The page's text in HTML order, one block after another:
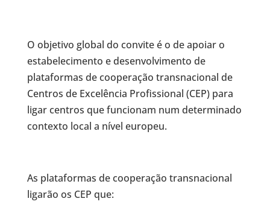
O objetivo global do convite é o de apoiar o
estabelecimento e desenvolvimento de
plataformas de cooperação transnacional de
Centros de Excelência Profissional (CEP) para
ligar centros que funcionam num determinado
contexto local a nível europeu.
As plataformas de cooperação transnacional
ligarão os CEP que: